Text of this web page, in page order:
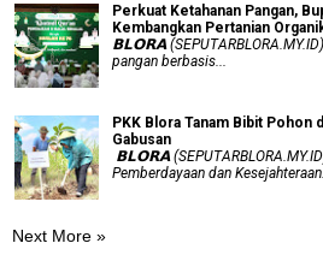
​Perkuat Ketahanan Pangan,
Kembangkan Pertanian
𝗕𝗟𝗢𝗥𝗔
pangan berbasis...
PKK Blora Tanam Bibit Pohon
Gabusan
𝗕𝗟𝗢𝗥𝗔
Pemberdayaan dan
Next More »